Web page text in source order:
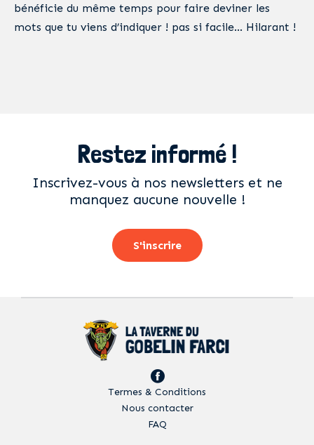
bénéficie du même temps pour faire deviner les
mots que tu viens d’indiquer ! pas si facile… Hilarant !
Restez informé !
Inscrivez-vous à nos newsletters et ne
manquez aucune nouvelle !
S'inscrire
Termes & Conditions
Nous contacter
FAQ